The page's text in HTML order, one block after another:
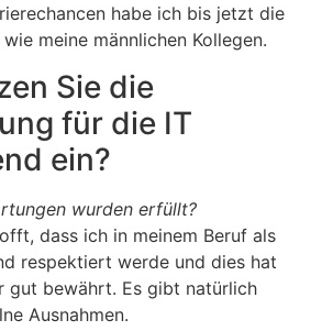
habe ich bis jetzt die
meine männlichen Kollegen.
Sie die
für die IT
ein?
wurden erfüllt?
dass ich in meinem Beruf als
respektiert werde und dies hat
gut bewährt. Es gibt natürlich
Ausnahmen.